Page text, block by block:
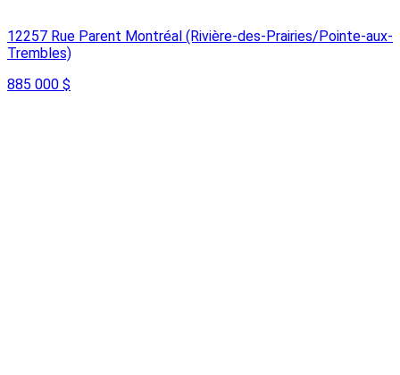
12257 Rue Parent Montréal (Rivière-des-Prairies/Pointe-aux-
Trembles)
885 000 $